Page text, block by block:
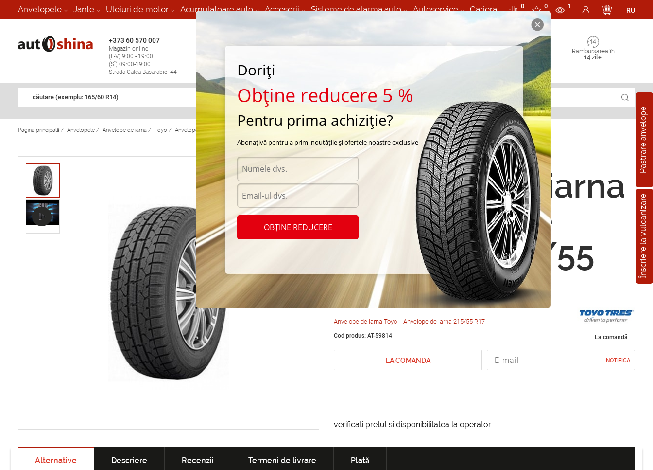
Anvelopele Jante Uleiuri de motor Acumulatoare auto Accesorii Sisteme de alarma auto Autoservice Cariera 0 0 1
RU
+373 60 570 007
Magazin online
(L-V) 9:00 - 19:00
(Sî) 09:00-19:00
Strada Calea Basarabiei 44
Vulcanizare Mobila 24/7 non
Rambursarea în
14 zile
căutare (exemplu: 165/60 R14)
Pastrare anvelope
Înscriere la vulcanizare
Pagina principală / Anvelopele / Anvelope de iarna / Toyo / Anvelope de iarna Toyo / Toyo Observe Garit GIZ 215/55 R17 94Q
Anvelope de iarna
Toyo Observe
Garit GIZ 215/55
R17 94Q
Anvelope de iarna Toyo Anvelope de iarna 215/55 R17
Cod produs: AT-59814 La comandă
LA COMANDA NOTIFICA
verificati pretul si disponibilitatea la operator
Alternative Descriere Recenzii Termeni de livrare Plată
Doriți
Obține reducere 5 %
Pentru prima achiziție?
Abonațivă pentru a primi noutățile și ofertele noastre exclusive
OBȚINE REDUCERE